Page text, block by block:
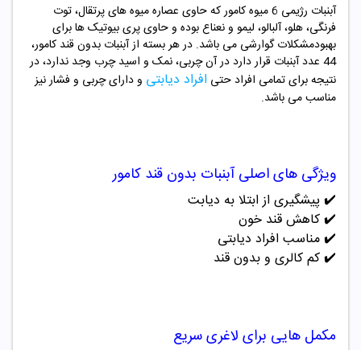
آبنبات رژیمی 6 میوه کامور که حاوی عصاره میوه های پرتقال، توت
فرنگی، هلو، آلبالو، لیمو و نعناع بوده و حاوی پری بیوتیک ها برای
بهبودمشکلات گوارشی می باشد. در هر بسته از آبنبات بدون قند کامور،
44 عدد آبنبات قرار دارد در آن چربی، نمک و اسید چرب وجد ندارد، در
نتیجه برای تمامی افراد حتی افراد دیابتی و دارای چربی و فشار نیز
مناسب می باشد.
ویژگی های اصلیآبنبات بدون قند کامور
✔️پیشگیری از ابتلا به دیابت
✔️کاهش قند خون
✔️مناسب افراد دیابتی
✔️کم کالری و بدون قند
مکمل هایی برای لاغری سریع